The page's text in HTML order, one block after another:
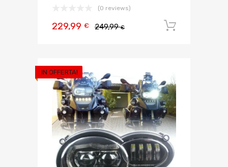
(0 reviews)
249,99€
229,99 €
IN OFFERTA!